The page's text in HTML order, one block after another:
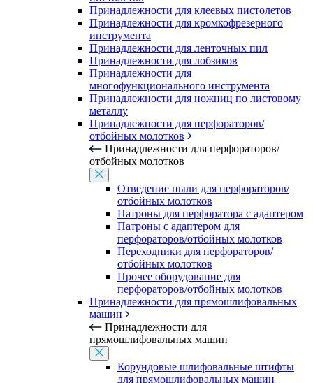
Принадлежности для клеевых пистолетов
Принадлежности для кромкофрезерного
инструмента
Принадлежности для ленточных пил
Принадлежности для лобзиков
Принадлежности для
многофункционального инструмента
Принадлежности для ножниц по листовому
металлу
Принадлежности для перфораторов/
отбойных молотков
Принадлежности для перфораторов/
отбойных молотков
Отведение пыли для перфораторов/
отбойных молотков
Патроны для перфоратора с адаптером
Патроны с адаптером для
перфораторов/отбойных молотков
Переходники для перфораторов/
отбойных молотков
Прочее оборудование для
перфораторов/отбойных молотков
Принадлежности для прямошлифовальных
машин
Принадлежности для
прямошлифовальных машин
Корундовые шлифовальные штифты
для прямошлифовальных машин